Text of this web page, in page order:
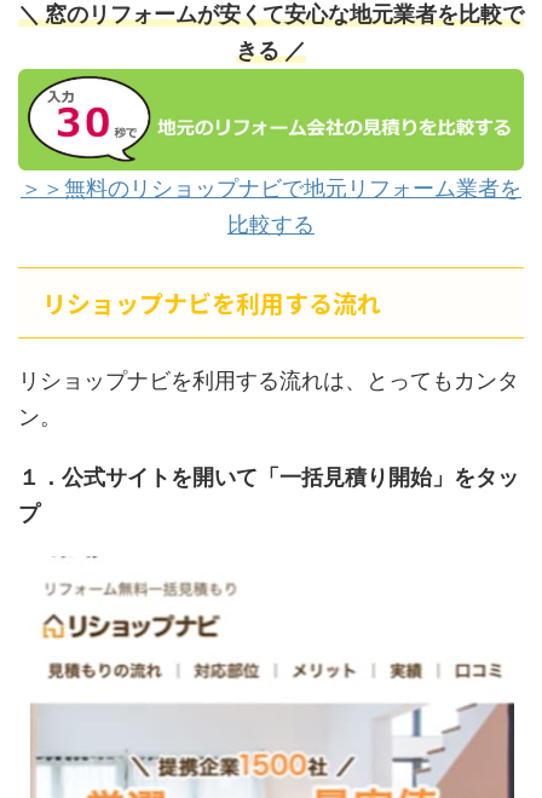
＼ 窓のリフォームが安くて安心な地元業者を比較で
きる ／
＞＞無料のリショップナビで地元リフォーム業者を
比較する
リショップナビを利用する流れ
リショップナビを利用する流れは、とってもカンタ
ン。
１．公式サイトを開いて「一括見積り開始」をタッ
プ